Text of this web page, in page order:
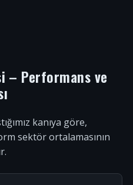
– Performans ve
kanıya göre,
sektör ortalamasının